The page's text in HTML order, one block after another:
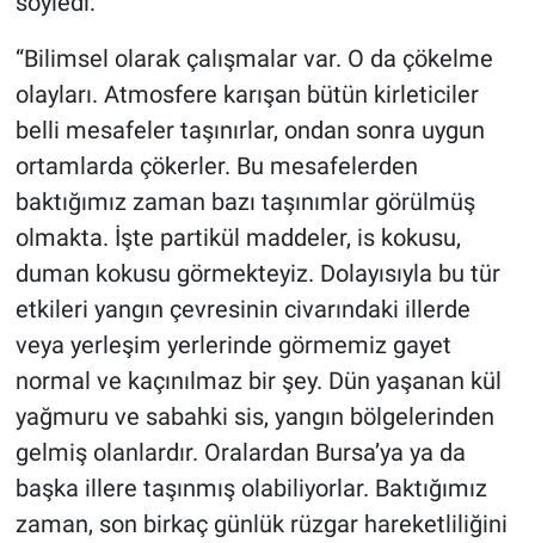
“Bilimsel olarak çalışmalar var. O da çökelme
olayları. Atmosfere karışan bütün kirleticiler
belli mesafeler taşınırlar, ondan sonra uygun
ortamlarda çökerler. Bu mesafelerden
baktığımız zaman bazı taşınımlar görülmüş
olmakta. İşte partikül maddeler, is kokusu,
duman kokusu görmekteyiz. Dolayısıyla bu tür
etkileri yangın çevresinin civarındaki illerde
veya yerleşim yerlerinde görmemiz gayet
normal ve kaçınılmaz bir şey. Dün yaşanan kül
yağmuru ve sabahki sis, yangın bölgelerinden
gelmiş olanlardır. Oralardan Bursa’ya ya da
başka illere taşınmış olabiliyorlar. Baktığımız
zaman, son birkaç günlük rüzgar hareketliliğini